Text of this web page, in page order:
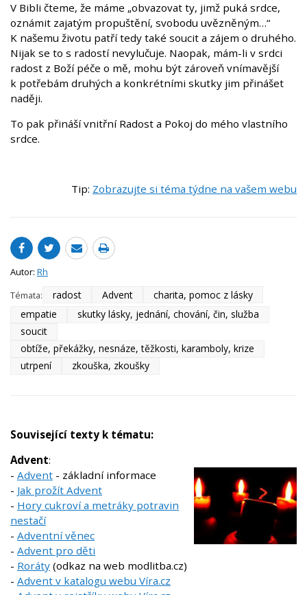
V Bibli čteme, že máme „obvazovat ty, jimž puká srdce,
oznámit zajatým propuštění, svobodu uvězněným…“
K našemu životu patří tedy také soucit a zájem o druhého.
Nijak se to s radostí nevylučuje. Naopak, mám-li v srdci
radost z Boží péče o mě, mohu být zároveň vnímavější
k potřebám druhých a konkrétními skutky jim přinášet
naději.
To pak přináší vnitřní Radost a Pokoj do mého vlastního
srdce.
Tip: Zobrazujte si téma týdne na vašem webu
Autor: Rh
Témata:
radost Advent
charita, pomoc z lásky
empatie
skutky lásky, jednání, chování, čin, služba
soucit
obtíže, překážky, nesnáze, těžkosti, karamboly, krize
utrpení
zkouška, zkoušky
Související texty k tématu:
Advent:
- Advent - základní informace
- Jak prožít Advent
- Hory cukroví a metráky potravin
nestačí
- Adventní věnec
- Advent pro děti
- Roráty (odkaz na web modlitba.cz)
- Advent v katalogu webu Víra.cz